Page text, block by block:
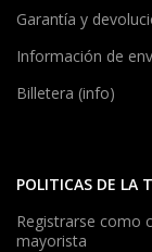
Garantía y
Información de
Billetera (info)
POLITICAS DE LA
Registrarse como
mayorista